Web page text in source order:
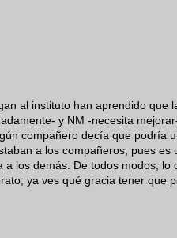
al instituto han aprendido que
y NM -necesita
compañero decía que podría
a los compañeros, pues es
los demás. De todos modos, lo
ya ves qué gracia tener que